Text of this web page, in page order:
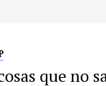
que no